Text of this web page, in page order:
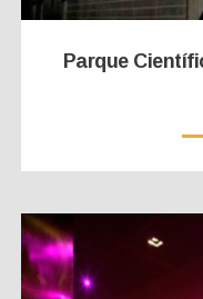
Parque